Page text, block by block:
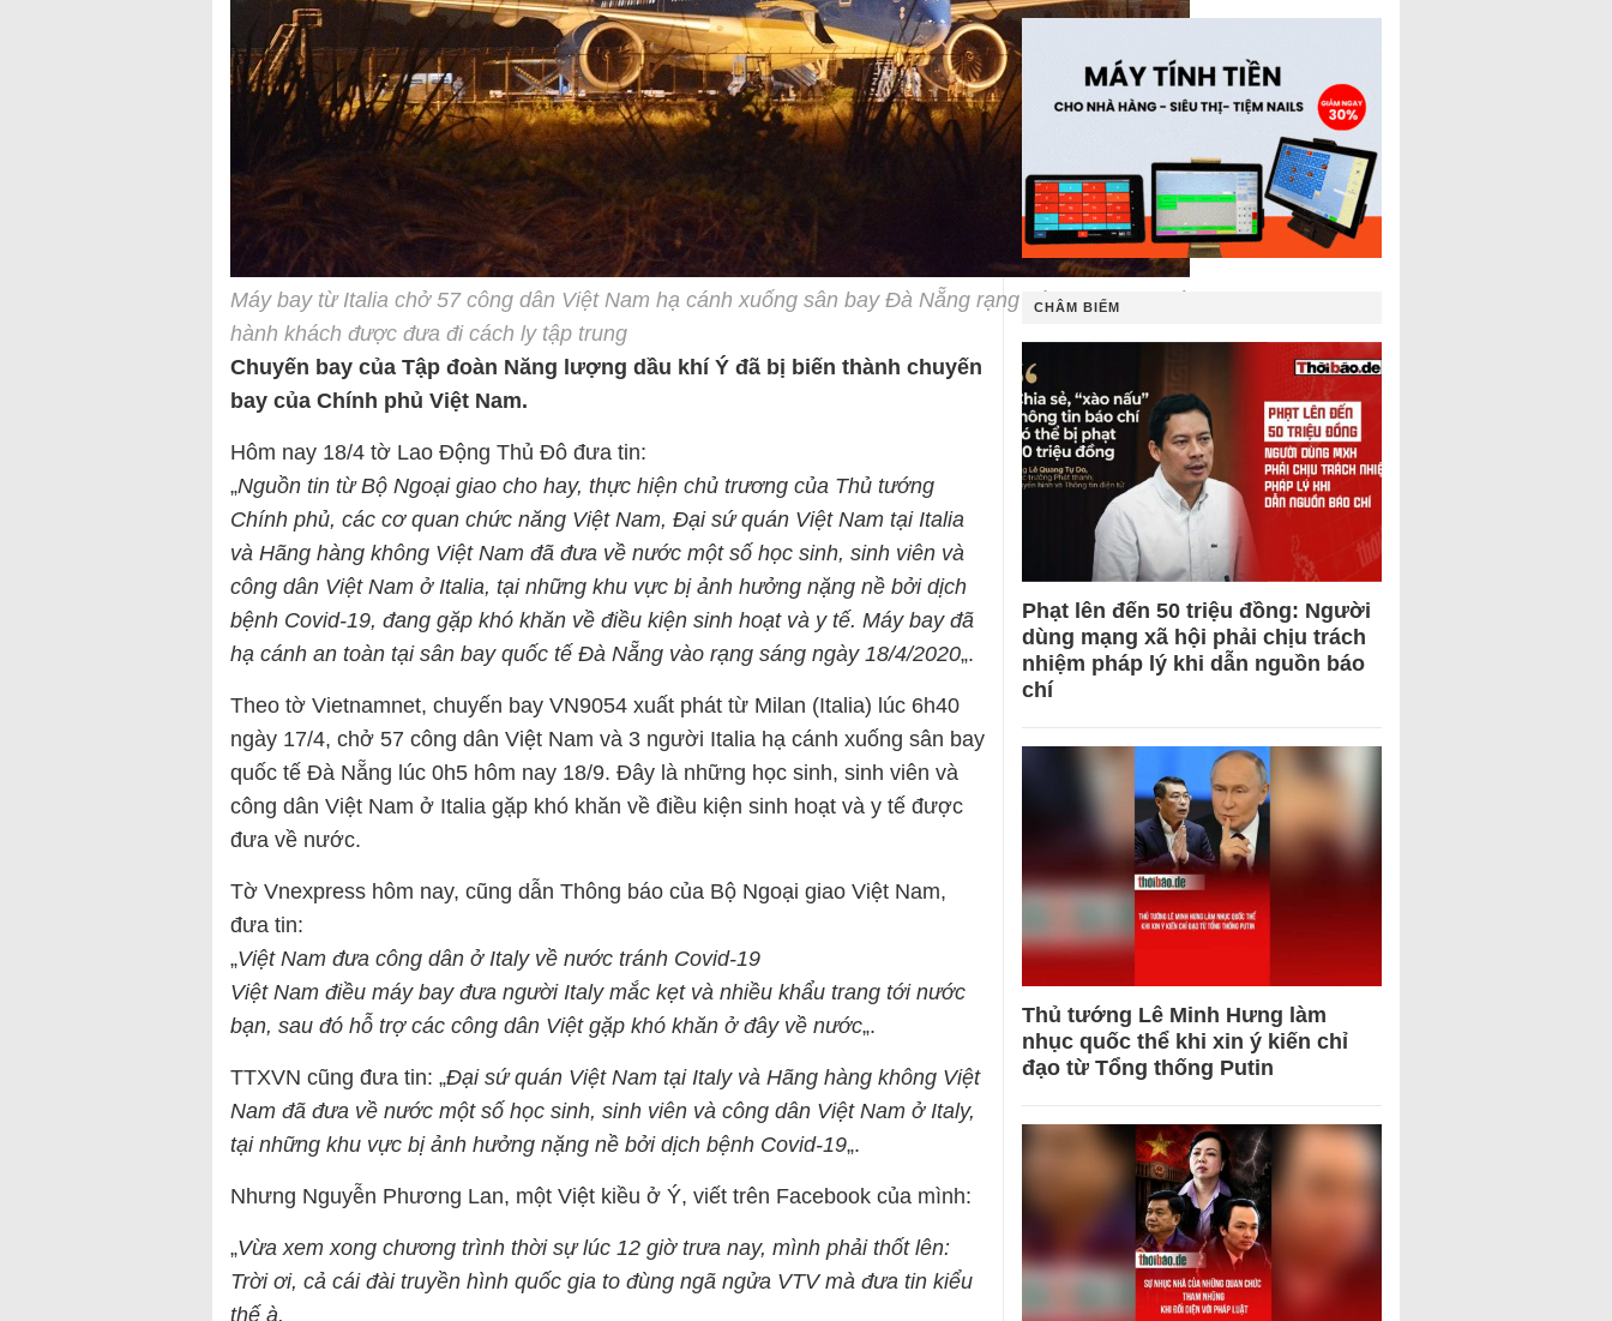
Máy bay từ Italia chở 57 công dân Việt Nam hạ cánh xuống sân bay Đà Nẵng rạng sáng nay 18/4 và
hành khách được đưa đi cách ly tập trung
Chuyến bay của Tập đoàn Năng lượng dầu khí Ý đã bị biến thành chuyến
bay của Chính phủ Việt Nam.
Hôm nay 18/4 tờ Lao Động Thủ Đô đưa tin:
„Nguồn tin từ Bộ Ngoại giao cho hay, thực hiện chủ trương của Thủ tướng
Chính phủ, các cơ quan chức năng Việt Nam, Đại sứ quán Việt Nam tại Italia
và Hãng hàng không Việt Nam đã đưa về nước một số học sinh, sinh viên và
công dân Việt Nam ở Italia, tại những khu vực bị ảnh hưởng nặng nề bởi dịch
bệnh Covid-19, đang gặp khó khăn về điều kiện sinh hoạt và y tế. Máy bay đã
hạ cánh an toàn tại sân bay quốc tế Đà Nẵng vào rạng sáng ngày 18/4/2020„.
Theo tờ Vietnamnet, chuyến bay VN9054 xuất phát từ Milan (Italia) lúc 6h40
ngày 17/4, chở 57 công dân Việt Nam và 3 người Italia hạ cánh xuống sân bay
quốc tế Đà Nẵng lúc 0h5 hôm nay 18/9. Đây là những học sinh, sinh viên và
công dân Việt Nam ở Italia gặp khó khăn về điều kiện sinh hoạt và y tế được
đưa về nước.
Tờ Vnexpress hôm nay, cũng dẫn Thông báo của Bộ Ngoại giao Việt Nam,
đưa tin:
„Việt Nam đưa công dân ở Italy về nước tránh Covid-19
Việt Nam điều máy bay đưa người Italy mắc kẹt và nhiều khẩu trang tới nước
bạn, sau đó hỗ trợ các công dân Việt gặp khó khăn ở đây về nước„.
TTXVN cũng đưa tin: „Đại sứ quán Việt Nam tại Italy và Hãng hàng không Việt
Nam đã đưa về nước một số học sinh, sinh viên và công dân Việt Nam ở Italy,
tại những khu vực bị ảnh hưởng nặng nề bởi dịch bệnh Covid-19„.
Nhưng Nguyễn Phương Lan, một Việt kiều ở Ý, viết trên Facebook của mình:
„Vừa xem xong chương trình thời sự lúc 12 giờ trưa nay, mình phải thốt lên:
Trời ơi, cả cái đài truyền hình quốc gia to đùng ngã ngửa VTV mà đưa tin kiểu
thế à.
CHÂM BIẾM
Phạt lên đến 50 triệu đồng: Người
dùng mạng xã hội phải chịu trách
nhiệm pháp lý khi dẫn nguồn báo
chí
Thủ tướng Lê Minh Hưng làm
nhục quốc thể khi xin ý kiến chỉ
đạo từ Tổng thống Putin